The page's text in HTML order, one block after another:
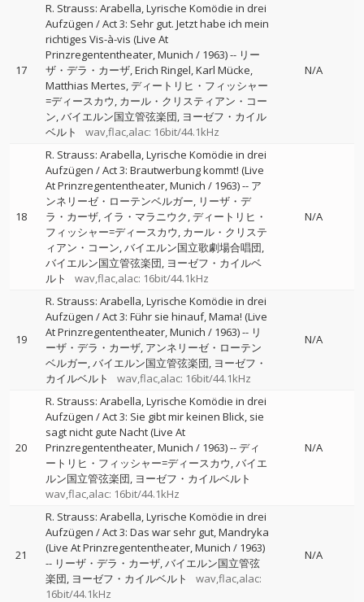
17
R. Strauss: Arabella, Lyrische Komödie in drei
Aufzügen / Act 3: Sehr gut. Jetzt habe ich mein
richtiges Vis-à-vis (Live At
Prinzregententheater, Munich / 1963)-- リー
ザ・デラ・カーザ Erich Ringel Karl Mücke
Matthias Mertes ディートリヒ・フィッシャー
=ディースカウ カール・クリスティアン・コー
ン バイエルン国立管弦楽団 ヨーゼフ・カイル
ベルト
wav,flac,alac: 16bit/44.1kHz
N/A
18
R. Strauss: Arabella, Lyrische Komödie in drei
Aufzügen / Act 3: Brautwerbung kommt! (Live
At Prinzregententheater, Munich / 1963)-- ア
ンネリーゼ・ローテンベルガー リーザ・デ
ラ・カーザ イラ・マラニウク ディートリヒ・
フィッシャー=ディースカウ カール・クリステ
ィアン・コーン バイエルン国立歌劇場合唱団
バイエルン国立管弦楽団 ヨーゼフ・カイルベ
ルト
wav,flac,alac: 16bit/44.1kHz
N/A
19
R. Strauss: Arabella, Lyrische Komödie in drei
Aufzügen / Act 3: Führ sie hinauf, Mama! (Live
At Prinzregententheater, Munich / 1963)-- リ
ーザ・デラ・カーザ アンネリーゼ・ローテン
ベルガー バイエルン国立管弦楽団 ヨーゼフ・
カイルベルト
wav,flac,alac: 16bit/44.1kHz
N/A
20
R. Strauss: Arabella, Lyrische Komödie in drei
Aufzügen / Act 3: Sie gibt mir keinen Blick, sie
sagt nicht gute Nacht (Live At
Prinzregententheater, Munich / 1963)--ディ
ートリヒ・フィッシャー=ディースカウ バイエ
ルン国立管弦楽団 ヨーゼフ・カイルベルト
wav,flac,alac: 16bit/44.1kHz
N/A
21
R. Strauss: Arabella, Lyrische Komödie in drei
Aufzügen / Act 3: Das war sehr gut, Mandryka
(Live At Prinzregententheater, Munich / 1963)
-- リーザ・デラ・カーザ バイエルン国立管弦
楽団 ヨーゼフ・カイルベルト
wav,flac,alac:
16bit/44.1kHz
N/A